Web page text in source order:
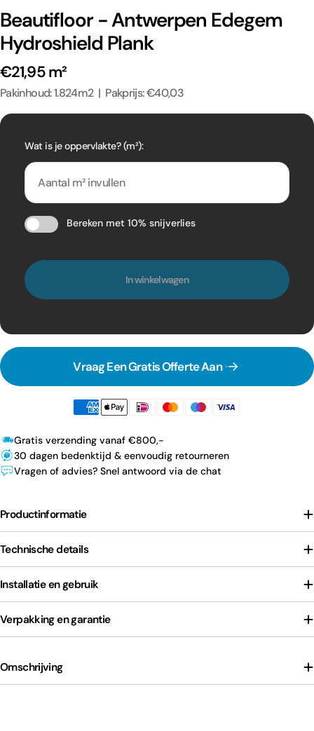
Beautifloor - Antwerpen Edegem
Hydroshield Plank
€21,95 m²
Pakinhoud: 1.824m2 | Pakprijs: €40,03
Wat is je oppervlakte? (m²):
Bereken met 10% snijverlies
In winkelwagen
Vraag Een Gratis Offerte Aan
Gratis verzending vanaf €800,-
30 dagen bedenktijd & eenvoudig retourneren
Vragen of advies? Snel antwoord via de chat
Productinformatie
Technische details
Installatie en gebruik
Verpakking en garantie
Omschrijving